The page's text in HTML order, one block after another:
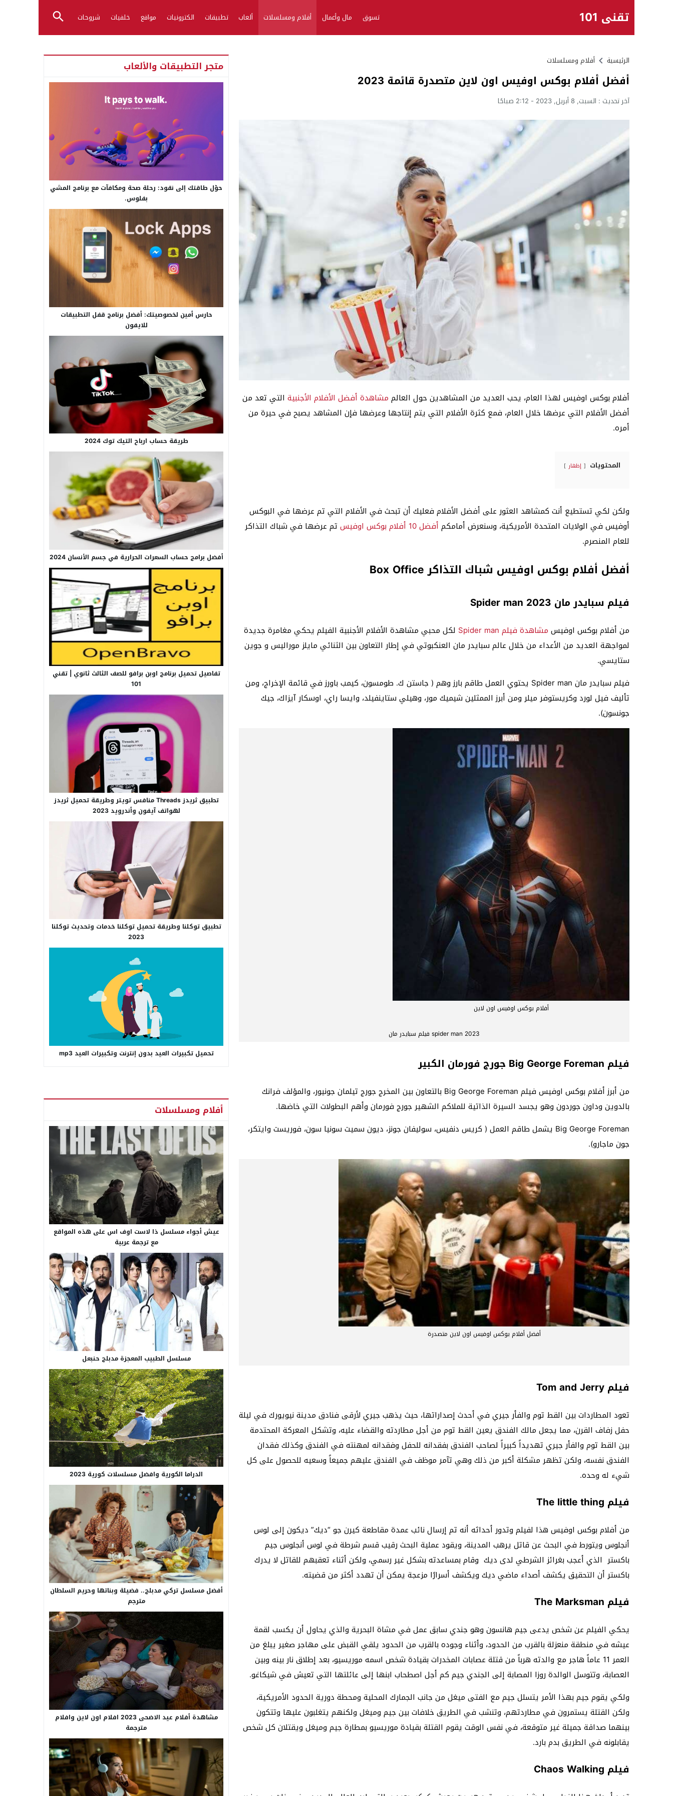
تقني 101 تسوق مال وأعمال أفلام ومسلسلات ألعاب تطبيقات الكترونيات مواقع خلفيات شروحات
الرئيسية أفلام ومسلسلات
أفضل أفلام بوكس اوفيس اون لاين متصدرة قائمة 2023
آخر تحديث : السبت, 8 أبريل, 2023 - 2:12 صباحًا
أفلام بوكس اوفيس لهذا العام، يحب العديد من المشاهدين حول العالم مشاهدة أفضل الأفلام الأجنبية التي تعد من
أفضل الأفلام التي عرضها خلال العام، فمع كثرة الأفلام التي يتم إنتاجها وعرضها فإن المشاهد يصبح في حيرة من
أمره.
المحتويات إظهار
ولكن لكي تستطيع أنت كمشاهد العثور على أفضل الأفلام فعليك أن تبحث في الأفلام التي تم عرضها في البوكس
أوفيس في الولايات المتحدة الأمريكية، وسنعرض أمامكم أفضل 10 أفلام بوكس اوفيس
تم عرضها في شباك التذاكر
للعام المنصرم.
أفضل أفلام بوكس اوفيس شباك التذاكر Box Office
فيلم سبايدر مان Spider man 2023
من أفلام بوكس اوفيس مشاهدة فيلم Spider man
لكل محبي مشاهدة الأفلام الأجنبية الفيلم يحكي مغامرة جديدة
لمواجهة العديد من الأعداء من خلال عالم سبايدر مان العنكبوتي في إطار التعاون بين الثنائي مايلز موراليس و جوين
ستايسي.
فيلم سبايدر مان Spider man
يحتوي العمل طاقم بارز وهم ( جاستن ك. طومسون، كيمب باورز في قائمة الإخراج، ومن
تأليف فيل لورد وكريستوفر ميلر ومن أبرز الممثلين شيميك مور، وهيلي ستاينفيلد، وايسا راي، اوسكار آيزاك، جيك
جونسون).
أفلام بوكس اوفيس اون لاين
spider man 2023 فيلم سبايدر مان
فيلم Big George Foreman جورج فورمان الكبير
من أبرز أفلام بوكس اوفيس فيلم Big George Foreman بالتعاون بين المخرج جورج تيلمان جونيور، والمؤلف فرانك
بالدوين وداون جوردون وهو يجسد السيرة الذاتية للملاكم الشهير جورج فورمان وأهم البطولات التي خاضها.
Big George Foreman يشمل طاقم العمل ( كريس دنفيس، سوليفان جونز، ديون سميت سونيا سون، فوريست وايتكر،
جون ماجارو).
أفضل أفلام بوكس اوفيس اون لاين متصدرة
فيلم Tom and Jerry
تعود المطاردات بين القط توم والفأر جيري في أحدث إصداراتها، حيث يذهب جيري لأرقى فنادق مدينة نيويورك في ليلة
حفل زفاف القرن، مما يجعل مالك الفندق يعين القط توم من أجل مطاردته والقضاء عليه، وتشكل المعركة المحتدمة
بين القط توم والفأر جيري تهديداً كبيراً لصاحب الفندق بفقدانه للحفل وفقدانه لمهنته في الفندق وكذلك فقدان
الفندق نفسه، ولكن تظهر مشكلة أكبر من ذلك وهي تآمر موظف في الفندق عليهم جميعاً وسعيه للحصول على كل
شيء له وحده.
فيلم The little thing
من أفلام بوكس اوفيس هذا لفيلم وتدور أحداثه أنه تم إرسال نائب عمدة مقاطعة كيرن جو “ديك” ديكون إلى لوس
أنجلوس ويتورط في البحث عن قاتل يرهب المدينة، ويقود عملية البحث رقيب قسم شرطة في لوس أنجلوس جيم
باكستر الذي أعجب بغرائز الشرطي لدى ديك وقام بمساعدته بشكل غير رسمي، ولكن أثناء تعقبهم للقاتل لا يدرك
باكستر أن التحقيق يكشف أصداء ماضي ديك ويكشف أسرارًا مزعجة يمكن أن تهدد أكثر من قضيته.
فيلم The Marksman
يحكي الفيلم عن شخص يدعى جيم هانسون وهو جندي سابق عمل في مشاة البحرية والذي يحاول أن يكسب لقمة
عيشه في منطقة منعزلة بالقرب من الحدود، وأثناء وجوده بالقرب من الحدود يلقي القبض على مهاجر صغير يبلغ من
العمر 11 عاماً هاجر مع والدته هرباً من قتلة عصابات المخدرات بقيادة شخص اسمه موريسيو، بعد إطلاق نار بينه وبين
العصابة، وتتوسل الوالدة روزا المصابة إلى الجندي جيم كم أجل اصطحاب ابنها إلى عائلتها التي تعيش في شيكاغو.
ولكي يقوم جيم بهذا الأمر يتسلل جيم مع الفتى ميغل من جانب الجمارك المحلية ومحطة دورية الحدود الأمريكية،
ولكن القتلة يستمرون في مطاردتهم، وتنشب في الطريق خلافات بين جيم وميغل ولكنهم يتغلبون عليها وتتكون
بينهما صداقة جميلة غير متوقعة، في نفس الوقت يقوم القتلة بقيادة موريسيو بمطارة جيم وميغل ويقتلان كل شخص
يقابلونه في الطريق بدم بارد.
فيلم Chaos Walking
متجر التطبيقات والألعاب
حوّل طاقتك إلى نقود: رحلة صحة ومكافآت مع برنامج المشي
بفلوس.
حارس أمين لخصوصيتك: أفضل برنامج قفل التطبيقات
للايفون
طريقة حساب ارباح التيك توك 2024
أفضل برامج حساب السعرات الحرارية في جسم الأنسان 2024
تفاصيل تحميل برنامج اوبن برافو للصف الثالث ثانوي | تقني
101
تطبيق ثريدز Threads منافس تويتر وطريقة تحميل ثريدز
لهواتف آيفون وأندرويد 2023
تطبيق توكلنا وطريقة تحميل توكلنا خدمات وتحديث توكلنا
2023
تحميل تكبيرات العيد بدون إنترنت وتكبيرات العيد mp3
أفلام ومسلسلات
عيش أجواء مسلسل ذا لاست اوف اس على هذه المواقع
مع ترجمة عربية
مسلسل الطبيب المعجزة مدبلج حنبعل
الدراما الكورية وافضل مسلسلات كورية 2023
أفضل مسلسل تركي مدبلج.. فضيلة وبناتها وحريم السلطان
مترجم
مشاهدة أفلام عيد الاضحى 2023 افلام اون لاين وافلام
مترجمة